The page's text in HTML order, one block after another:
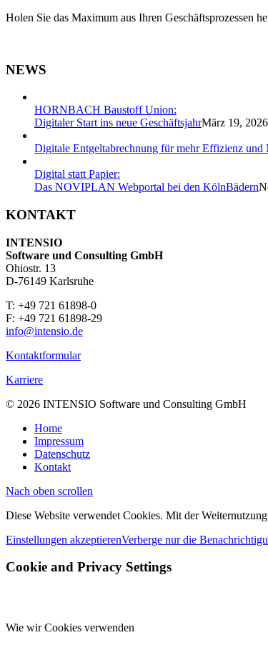
Holen Sie das Maximum aus Ihren Geschäftsprozessen
NEWS
HORNBACH Baustoff Union:
Digitaler Start ins neue GeschäftsjahrMärz 19,
Digitale Entgeltabrechnung für mehr Effizienz
Digital statt Papier:
Das NOVIPLAN Webportal bei den KölnBädern
KONTAKT
INTENSIO
Software und Consulting GmbH
Ohiostr. 13
D-76149 Karlsruhe
T: +49 721 61898-0
F: +49 721 61898-29
info@intensio.de
Kontaktformular
Karriere
© 2026 INTENSIO Software und Consulting GmbH
Home
Impressum
Datenschutz
Kontakt
Nach oben scrollen
Diese Website verwendet Cookies. Mit der
Einstellungen akzeptierenVerberge nur die
Cookie and Privacy Settings
Wie wir Cookies verwenden